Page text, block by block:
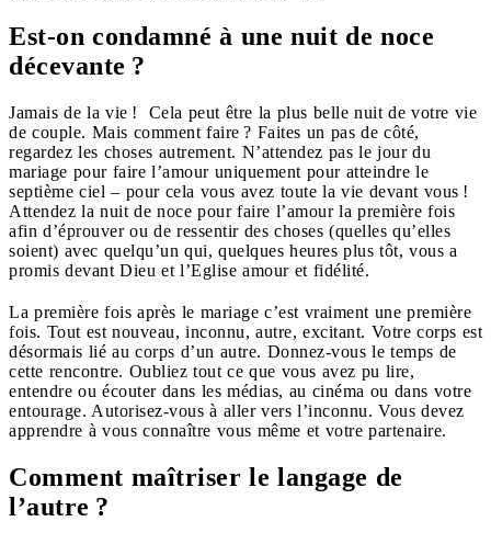
Est-on condamné à une nuit de noce
décevante ?
Jamais de la vie ! Cela peut être la plus belle nuit de votre vie
de couple. Mais comment faire ? Faites un pas de côté,
regardez les choses autrement. N’attendez pas le jour du
mariage pour faire l’amour uniquement pour atteindre le
septième ciel – pour cela vous avez toute la vie devant vous !
Attendez la nuit de noce pour faire l’amour la première fois
afin d’éprouver ou de ressentir des choses (quelles qu’elles
soient) avec quelqu’un qui, quelques heures plus tôt, vous a
promis devant Dieu et l’Eglise amour et fidélité.
La première fois après le mariage c’est vraiment une première
fois. Tout est nouveau, inconnu, autre, excitant. Votre corps est
désormais lié au corps d’un autre. Donnez-vous le temps de
cette rencontre. Oubliez tout ce que vous avez pu lire,
entendre ou écouter dans les médias, au cinéma ou dans votre
entourage. Autorisez-vous à aller vers l’inconnu. Vous devez
apprendre à vous connaître vous même et votre partenaire.
Comment maîtriser le langage de
l’autre ?